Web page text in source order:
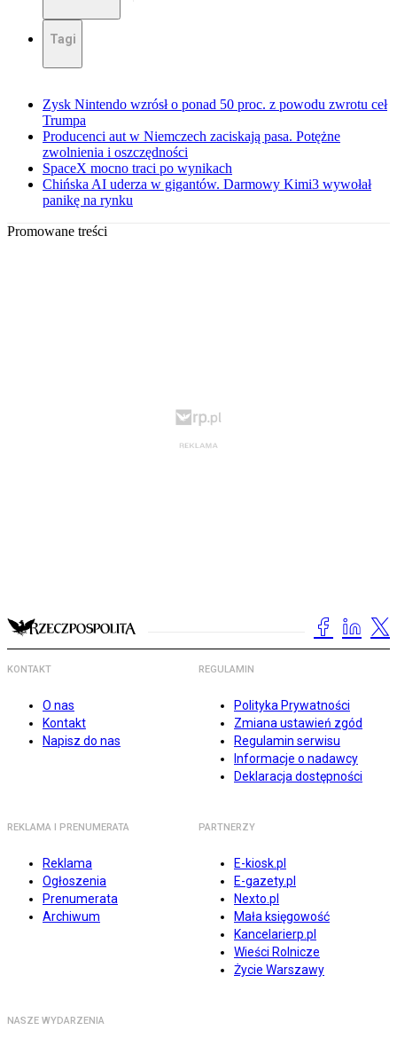
Tagi
Zysk Nintendo wzrósł o ponad 50 proc. z powodu zwrotu ceł
Trumpa
Producenci aut w Niemczech zaciskają pasa. Potężne
zwolnienia i oszczędności
SpaceX mocno traci po wynikach
Chińska AI uderza w gigantów. Darmowy Kimi3 wywołał
panikę na rynku
Promowane treści
KONTAKT
O nas
Kontakt
Napisz do nas
REGULAMIN
Polityka Prywatności
Zmiana ustawień zgód
Regulamin serwisu
Informacje o nadawcy
Deklaracja dostępności
REKLAMA I PRENUMERATA
Reklama
Ogłoszenia
Prenumerata
Archiwum
PARTNERZY
E-kiosk.pl
E-gazety.pl
Nexto.pl
Mała księgowość
Kancelarierp.pl
Wieści Rolnicze
Życie Warszawy
NASZE WYDARZENIA